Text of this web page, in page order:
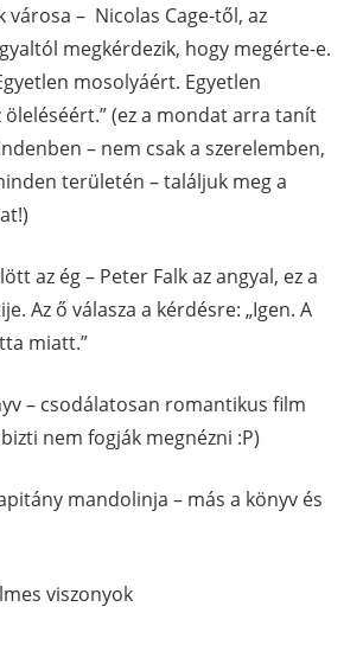
– Nicolas Cage-től, az
megkérdezik, hogy megérte-e.
mosolyáért. Egyetlen
(ez a mondat arra tanít
– nem csak a szerelemben,
területén – találjuk meg a
ég – Peter Falk az angyal, ez a
Az ő válasza a kérdésre: „Igen. A
miatt.”
csodálatosan romantikus film
nem fogják megnézni :P)
mandolinja – más a könyv és
viszonyok